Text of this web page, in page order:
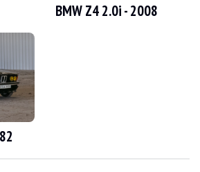
2002, proveniente dalla Svizzera, ha percorso
afferma che il veicolo è in buone condizioni. La
BMW Z4 2.0i - 2008